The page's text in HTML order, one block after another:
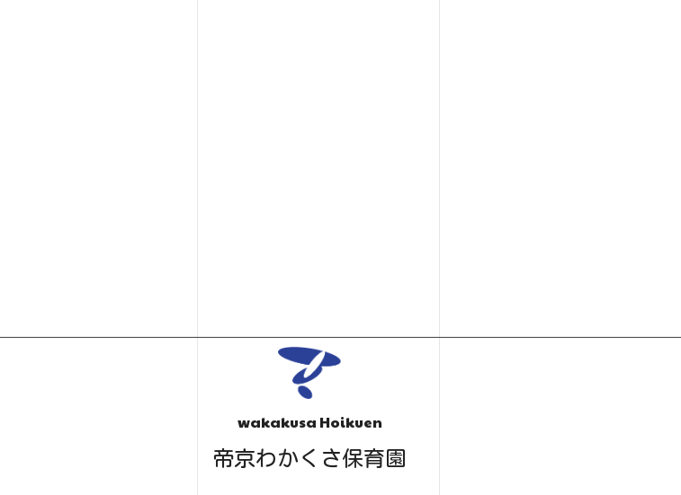
wakakusa Hoikuen
帝京わかくさ保育園